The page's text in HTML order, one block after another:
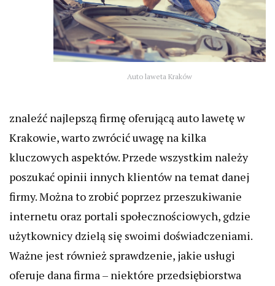
Auto laweta Kraków
znaleźć najlepszą firmę oferującą auto lawetę w
Krakowie, warto zwrócić uwagę na kilka
kluczowych aspektów. Przede wszystkim należy
poszukać opinii innych klientów na temat danej
firmy. Można to zrobić poprzez przeszukiwanie
internetu oraz portali społecznościowych, gdzie
użytkownicy dzielą się swoimi doświadczeniami.
Ważne jest również sprawdzenie, jakie usługi
oferuje dana firma – niektóre przedsiębiorstwa